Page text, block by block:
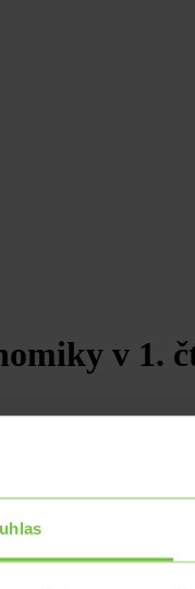
v
letošního roku
v březnu.
letošního roku
k a -0,2 % r/r.